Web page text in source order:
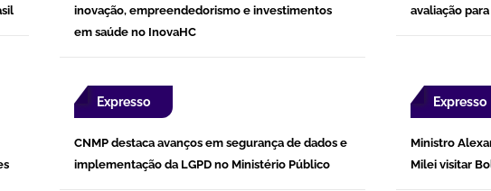
inovação, empreendedorismo e investimentos
em saúde no InovaHC
avaliação
Expresso
CNMP destaca avanços em segurança de dados e
implementação da LGPD no Ministério Público
Expresso
Ministro
Milei visitar